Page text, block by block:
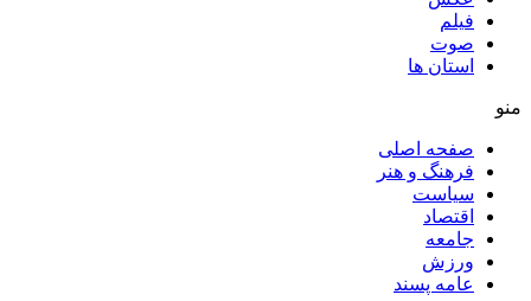
فیلم
صوت
استان ها
منو
صفحه اصلی
فرهنگ و هنر
سیاست
اقتصاد
جامعه
ورزش
عامه پسند